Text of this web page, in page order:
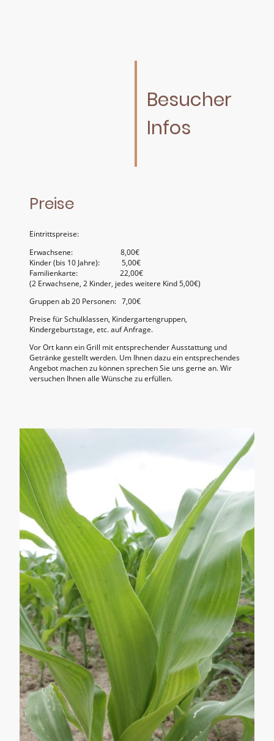
Besucher
Infos
Preise
Eintrittspreise:
Erwachsene: 8,00€
Kinder (bis 10 Jahre): 5,00€
Familienkarte: 22,00€
(2 Erwachsene, 2 Kinder, jedes weitere Kind 5,00€)
Gruppen ab 20 Personen: 7,00€
Preise für Schulklassen, Kindergartengruppen,
Kindergeburtstage, etc. auf Anfrage.
Vor Ort kann ein Grill mit entsprechender Ausstattung und
Getränke gestellt werden. Um Ihnen dazu ein entsprechendes
Angebot machen zu können sprechen Sie uns gerne an. Wir
versuchen Ihnen alle Wünsche zu erfüllen.